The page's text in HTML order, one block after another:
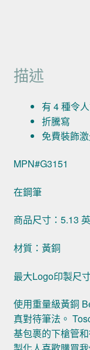
描述
有 4 種令
折騰寫
免費裝飾
MPN#G3151
在鋼筆
商品尺寸：5.13
材質：黃銅
最大Logo印製尺
使用重量級黃銅
真對待筆法。
基包裹的下槍管